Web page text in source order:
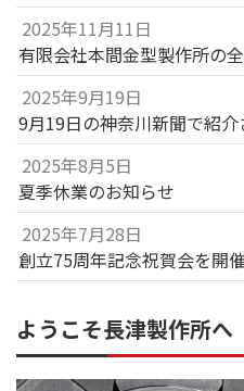
2025年11月11日
有限会社本間金型製作所の
2025年9月19日
9月19日の神奈川新聞で紹介
2025年8月5日
夏季休業のお知らせ
2025年7月28日
創立75周年記念祝賀会を開
ようこそ長津製作所へ